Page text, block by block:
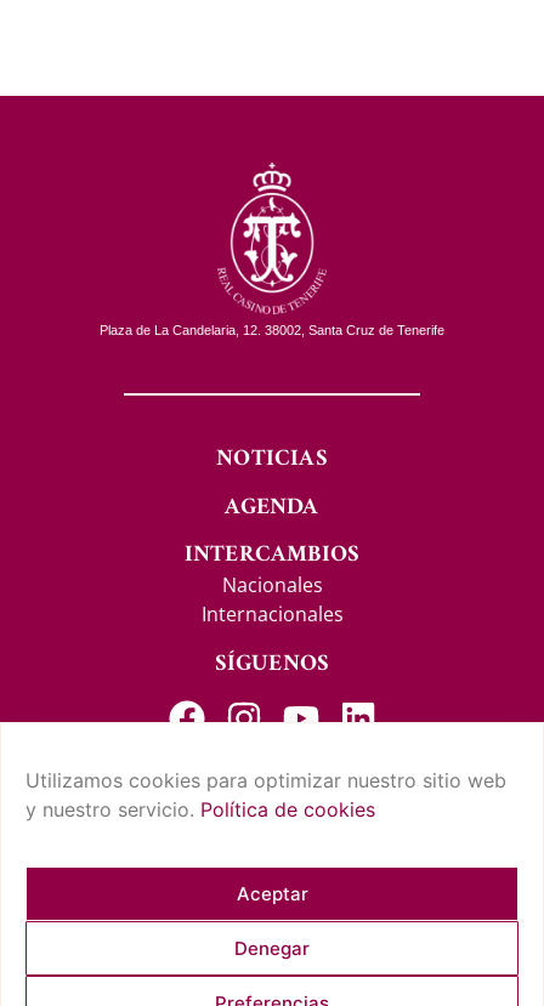
Utilizamos cookies para optimizar nuestro sitio web
y nuestro servicio. Política de cookies
Aceptar
Denegar
Plaza de La Candelaria, 12. 38002, Santa Cruz de Tenerife
NOTICIAS
AGENDA
INTERCAMBIOS
Nacionales
Internacionales
SÍGUENOS
CONTACTO Y SUGERENCIAS
AVISO LEGAL
CUMPLIMIENTO NORMATIVO
COPYRIGHT © 2026 REAL CASINO DE TENERIFE. TODOS LOS